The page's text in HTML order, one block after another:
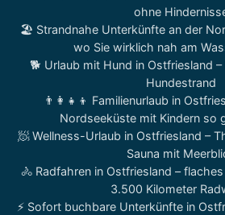
ohne
🏖️ Strandnahe Unterkünfte an der
wo Sie wirklich nah am
🐕 Urlaub mit Hund in Ostfriesland
Hundestrand
👨‍👩‍👧‍👦 Familienurlaub in
Nordseeküste mit Kindern so
🧖 Wellness-Urlaub in Ostfriesland –
Sauna mit
🚴 Radfahren in Ostfriesland –
3.500 Kilometer
⚡ Sofort buchbare Unterkünfte in